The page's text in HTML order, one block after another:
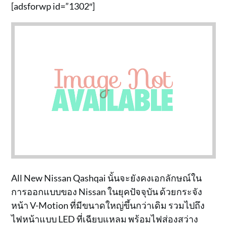
[adsforwp id=”1302″]
All New Nissan Qashqai นั้นจะยังคงเอกลักษณ์ใน
การออกแบบของ Nissan ในยุคปัจจุบัน ด้วยกระจัง
หน้า V-Motion ที่มีขนาดใหญ่ขึ้นกว่าเดิม รวมไปถึง
ไฟหน้าแบบ LED ที่เฉียบแหลม พร้อมไฟส่องสว่าง